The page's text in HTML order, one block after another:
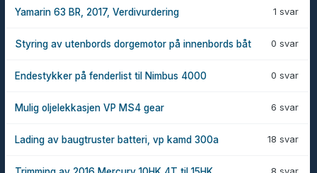
1 svar
Yamarin 63 BR, 2017, Verdivurdering
0 svar
Styring av utenbords dorgemotor på innenbords båt
0 svar
Endestykker på fenderlist til Nimbus 4000
6 svar
Mulig oljelekkasjen VP MS4 gear
18 svar
Lading av baugtruster batteri, vp kamd 300a